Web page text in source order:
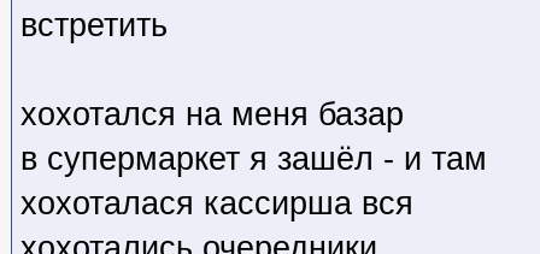
встретить
хохотался на меня базар
в супермаркет я зашёл - и там
хохоталася кассирша вся